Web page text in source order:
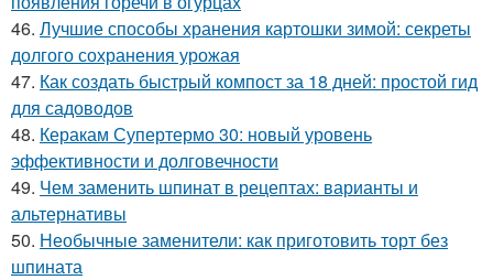
46. Лучшие способы хранения картошки зимой: секреты
долгого сохранения урожая
47. Как создать быстрый компост за 18 дней: простой гид
для садоводов
48. Керакам Супертермо 30: новый уровень
эффективности и долговечности
49. Чем заменить шпинат в рецептах: варианты и
альтернативы
50. Необычные заменители: как приготовить торт без
шпината